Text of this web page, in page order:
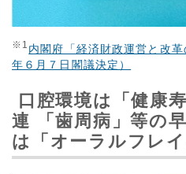
※ 1 内閣府「経済財政運営と改
年６月７日閣議決定）
口腔環境は「健康
連
「歯周病」等の
は「オーラルフレ